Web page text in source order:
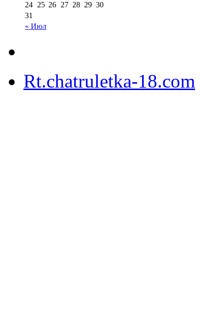
« Июл
24 25 26 27 28 29 30
31
Rt.chatruletka-18.com